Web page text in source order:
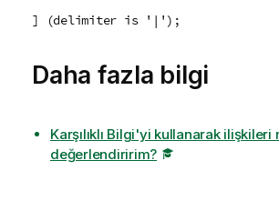
] (delimiter is '|');
Daha fazla bilgi
Karşılıklı Bilgi'yi kullanarak ilişkileri
değerlendiririm?